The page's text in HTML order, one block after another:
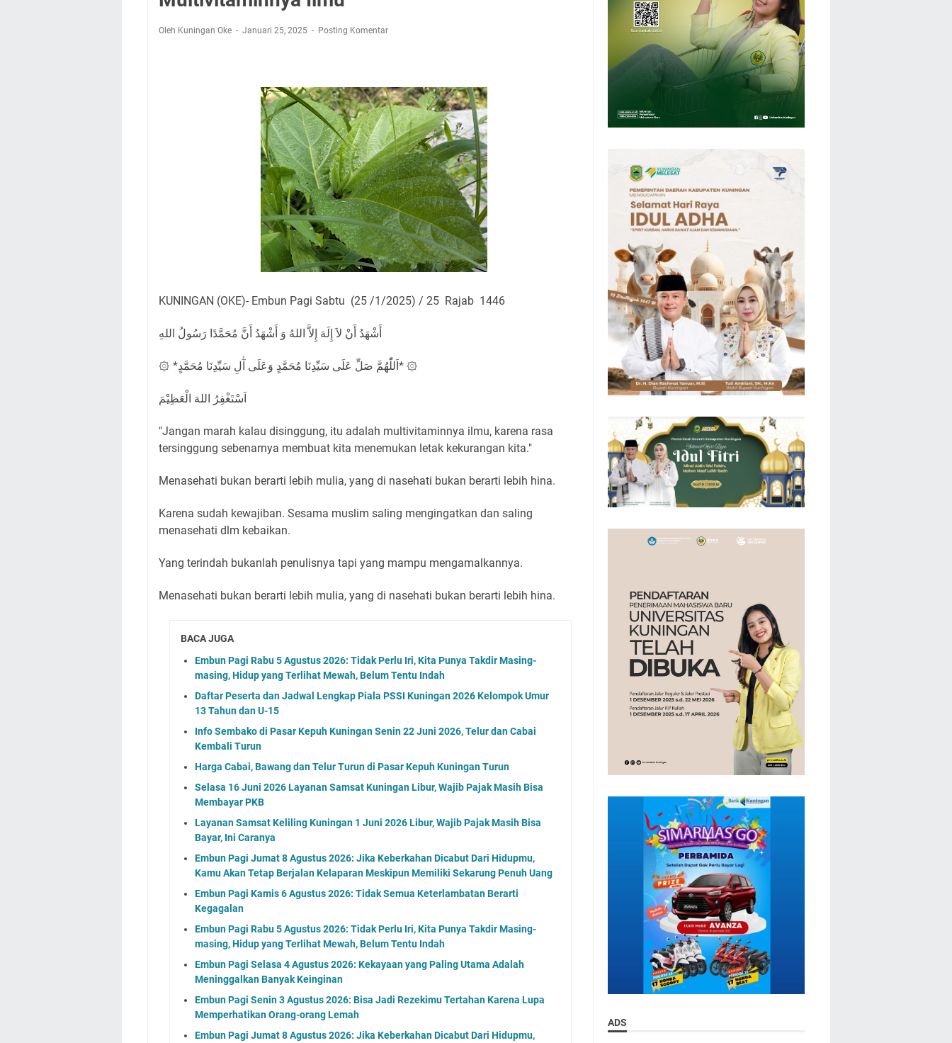
Kamuning Salurakan 12 Ribu Liter
Info Sembako di Pasar Kepuh Kuningan Kamis 6 Agustus 2026, Daging Naik, Telur Turun
Agenda Kegiatan Bupati Kuningan Jumat 7 Agustus 2026 Ada Tiga, Tapi yang Bakal Dihadiri
Hanya Satu
Oleh Kuningan Oke Januari 25, 2025 Posting Komentar
KUNINGAN (OKE)- Embun Pagi Sabtu (25 /1/2025) / 25 Rajab 1446
أَشْهَدُ أَنْ لاَ إِلَهَ إِلاَّ اللهُ وَ أَشْهَدُ أَنَّ مُحَمَّدًا رَسُولُ اللهِ
۞ *اَللّٰهُمَّ صَلِّ عَلَى سَيِّدِنَا مُحَمَّدٍ وَعَلَى آٰلِ سَيِّدِنَا مُحَمَّدٍ* ۞
اَسْتَغْفِرُ اللهَ الْعَظِيْمَ
"Jangan marah kalau disinggung, itu adalah multivitaminnya ilmu, karena rasa
tersinggung sebenarnya membuat kita menemukan letak kekurangan kita."
Menasehati bukan berarti lebih mulia, yang di nasehati bukan berarti lebih hina.
Karena sudah kewajiban. Sesama muslim saling mengingatkan dan saling
menasehati dlm kebaikan.
Yang terindah bukanlah penulisnya tapi yang mampu mengamalkannya.
Menasehati bukan berarti lebih mulia, yang di nasehati bukan berarti lebih hina.
BACA JUGA
Embun Pagi Rabu 5 Agustus 2026: Tidak Perlu Iri, Kita Punya Takdir Masing-
masing, Hidup yang Terlihat Mewah, Belum Tentu Indah
Daftar Peserta dan Jadwal Lengkap Piala PSSI Kuningan 2026 Kelompok Umur
13 Tahun dan U-15
Info Sembako di Pasar Kepuh Kuningan Senin 22 Juni 2026, Telur dan Cabai
Kembali Turun
Harga Cabai, Bawang dan Telur Turun di Pasar Kepuh Kuningan Turun
Selasa 16 Juni 2026 Layanan Samsat Kuningan Libur, Wajib Pajak Masih Bisa
Membayar PKB
Layanan Samsat Keliling Kuningan 1 Juni 2026 Libur, Wajib Pajak Masih Bisa
Bayar, Ini Caranya
Embun Pagi Jumat 8 Agustus 2026: Jika Keberkahan Dicabut Dari Hidupmu,
Kamu Akan Tetap Berjalan Kelaparan Meskipun Memiliki Sekarung Penuh Uang
Embun Pagi Kamis 6 Agustus 2026: Tidak Semua Keterlambatan Berarti
Kegagalan
Embun Pagi Rabu 5 Agustus 2026: Tidak Perlu Iri, Kita Punya Takdir Masing-
masing, Hidup yang Terlihat Mewah, Belum Tentu Indah
Embun Pagi Selasa 4 Agustus 2026: Kekayaan yang Paling Utama Adalah
Meninggalkan Banyak Keinginan
Embun Pagi Senin 3 Agustus 2026: Bisa Jadi Rezekimu Tertahan Karena Lupa
Memperhatikan Orang-orang Lemah
Embun Pagi Jumat 8 Agustus 2026: Jika Keberkahan Dicabut Dari Hidupmu,
ADS